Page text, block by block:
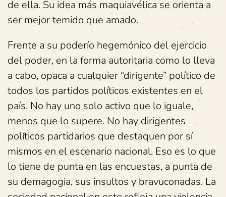
de ella. Su idea más maquiavélica se orienta a
ser mejor temido que amado.
Frente a su poderío hegemónico del ejercicio
del poder, en la forma autoritaria como lo lleva
a cabo, opaca a cualquier “dirigente” político de
todos los partidos políticos existentes en el
país. No hay uno solo activo que lo iguale,
menos que lo supere. No hay dirigentes
políticos partidarios que destaquen por sí
mismos en el escenario nacional. Eso es lo que
lo tiene de punta en las encuestas, a punta de
su demagogia, sus insultos y bravuconadas. La